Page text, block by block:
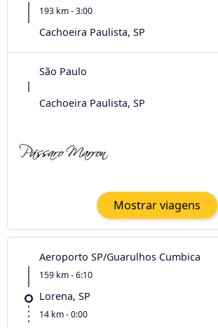
193 km - 3:00
Cachoeira Paulista, SP
São Paulo
Cachoeira Paulista, SP
Mostrar viagens
Aeroporto SP/Guarulhos Cumbica
159 km - 6:10
Lorena, SP
14 km - 0:00